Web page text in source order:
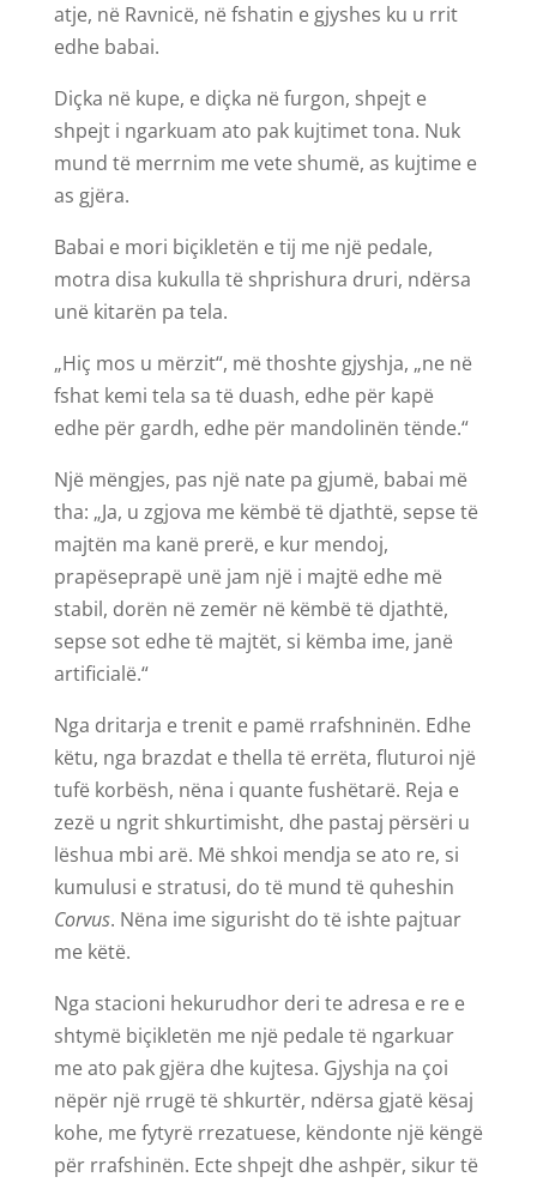
atje, në Ravnicë, në fshatin e gjyshes ku u rrit
edhe babai.
Diçka në kupe, e diçka në furgon, shpejt e
shpejt i ngarkuam ato pak kujtimet tona. Nuk
mund të merrnim me vete shumë, as kujtime e
as gjëra.
Babai e mori biçikletën e tij me një pedale,
motra disa kukulla të shprishura druri, ndërsa
unë kitarën pa tela.
„Hiç mos u mërzit“, më thoshte gjyshja, „ne në
fshat kemi tela sa të duash, edhe për kapë
edhe për gardh, edhe për mandolinën tënde.“
Një mëngjes, pas një nate pa gjumë, babai më
tha: „Ja, u zgjova me këmbë të djathtë, sepse të
majtën ma kanë prerë, e kur mendoj,
prapëseprapë unë jam një i majtë edhe më
stabil, dorën në zemër në këmbë të djathtë,
sepse sot edhe të majtët, si këmba ime, janë
artificialë.“
Nga dritarja e trenit e pamë rrafshninën. Edhe
këtu, nga brazdat e thella të errëta, fluturoi një
tufë korbësh, nëna i quante fushëtarë. Reja e
zezë u ngrit shkurtimisht, dhe pastaj përsëri u
lëshua mbi arë. Më shkoi mendja se ato re, si
kumulusi e stratusi, do të mund të quheshin
Corvus. Nëna ime sigurisht do të ishte pajtuar
me këtë.
Nga stacioni hekurudhor deri te adresa e re e
shtymë biçikletën me një pedale të ngarkuar
me ato pak gjëra dhe kujtesa. Gjyshja na çoi
nëpër një rrugë të shkurtër, ndërsa gjatë kësaj
kohe, me fytyrë rrezatuese, këndonte një këngë
për rrafshinën. Ecte shpejt dhe ashpër, sikur të